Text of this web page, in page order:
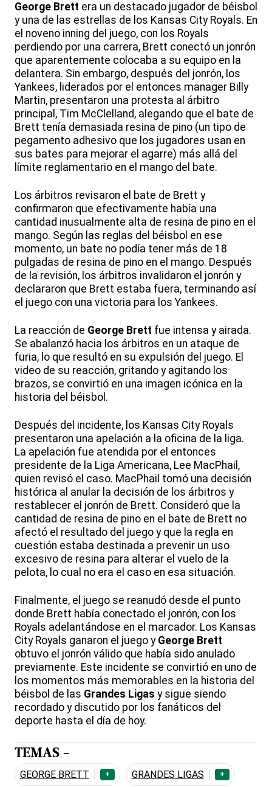
George Brett era un destacado jugador de béisbol
y una de las estrellas de los Kansas City Royals. En
el noveno inning del juego, con los Royals
perdiendo por una carrera, Brett conectó un jonrón
que aparentemente colocaba a su equipo en la
delantera. Sin embargo, después del jonrón, los
Yankees, liderados por el entonces manager Billy
Martin, presentaron una protesta al árbitro
principal, Tim McClelland, alegando que el bate de
Brett tenía demasiada resina de pino (un tipo de
pegamento adhesivo que los jugadores usan en
sus bates para mejorar el agarre) más allá del
límite reglamentario en el mango del bate.
Los árbitros revisaron el bate de Brett y
confirmaron que efectivamente había una
cantidad inusualmente alta de resina de pino en el
mango. Según las reglas del béisbol en ese
momento, un bate no podía tener más de 18
pulgadas de resina de pino en el mango. Después
de la revisión, los árbitros invalidaron el jonrón y
declararon que Brett estaba fuera, terminando así
el juego con una victoria para los Yankees.
La reacción de George Brett fue intensa y airada.
Se abalanzó hacia los árbitros en un ataque de
furia, lo que resultó en su expulsión del juego. El
video de su reacción, gritando y agitando los
brazos, se convirtió en una imagen icónica en la
historia del béisbol.
Después del incidente, los Kansas City Royals
presentaron una apelación a la oficina de la liga.
La apelación fue atendida por el entonces
presidente de la Liga Americana, Lee MacPhail,
quien revisó el caso. MacPhail tomó una decisión
histórica al anular la decisión de los árbitros y
restablecer el jonrón de Brett. Consideró que la
cantidad de resina de pino en el bate de Brett no
afectó el resultado del juego y que la regla en
cuestión estaba destinada a prevenir un uso
excesivo de resina para alterar el vuelo de la
pelota, lo cual no era el caso en esa situación.
Finalmente, el juego se reanudó desde el punto
donde Brett había conectado el jonrón, con los
Royals adelantándose en el marcador. Los Kansas
City Royals ganaron el juego y George Brett
obtuvo el jonrón válido que había sido anulado
previamente. Este incidente se convirtió en uno de
los momentos más memorables en la historia del
béisbol de las Grandes Ligas y sigue siendo
recordado y discutido por los fanáticos del
deporte hasta el día de hoy.
TEMAS -
GEORGE BRETT + GRANDES LIGAS +